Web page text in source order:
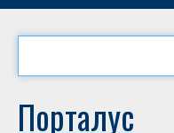
Порталус